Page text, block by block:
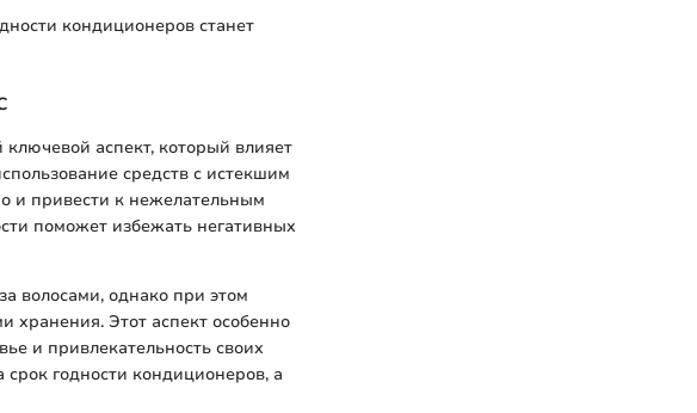
кондиционеров станет
аспект, который влияет
средств с истекшим
и привести к нежелательным
поможет избежать негативных
волосами, однако при этом
хранения. Этот аспект особенно
и привлекательность своих
годности кондиционеров, а